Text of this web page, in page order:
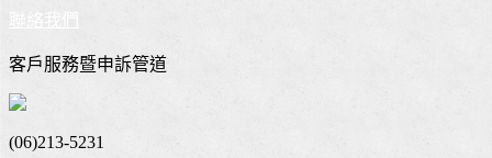
聯絡我們
客戶服務暨申訴管道
(06)213-5231